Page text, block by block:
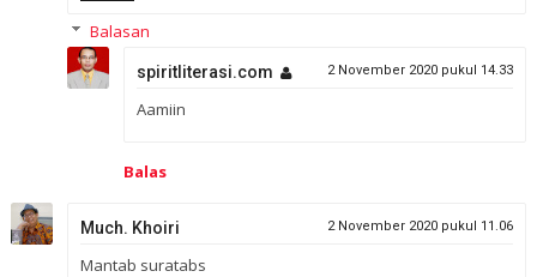
Balasan
spiritliterasi.com 2 November 2020 pukul 14.33
Aamiin
Balas
Much. Khoiri 2 November 2020 pukul 11.06
Mantab suratabs